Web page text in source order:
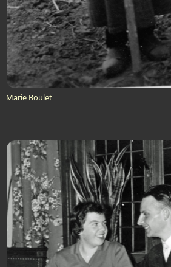
Marie Boulet